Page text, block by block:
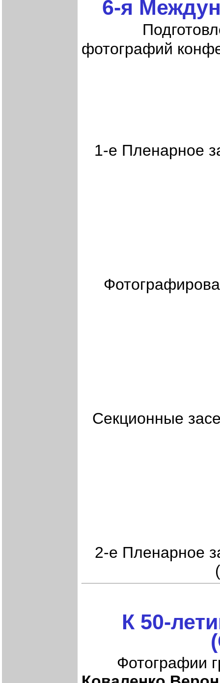
6-я
фотографий
1-е Пленарное
Секционные
2-е Пленарное
К 50-
Фотографии